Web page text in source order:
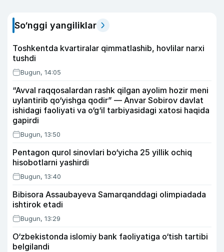
So‘nggi yangiliklar
Toshkentda kvartiralar qimmatlashib, hovlilar narxi
tushdi
Bugun, 14:05
“Avval raqqosalardan rashk qilgan ayolim hozir meni
uylantirib qo‘yishga qodir” — Anvar Sobirov davlat
ishidagi faoliyati va o‘g‘il tarbiyasidagi xatosi haqida
gapirdi
Bugun, 13:50
Pentagon qurol sinovlari bo‘yicha 25 yillik ochiq
hisobotlarni yashirdi
Bugun, 13:40
Bibisora Assaubayeva Samarqanddagi olimpiadada
ishtirok etadi
Bugun, 13:29
O‘zbekistonda islomiy bank faoliyatiga o‘tish tartibi
belgilandi